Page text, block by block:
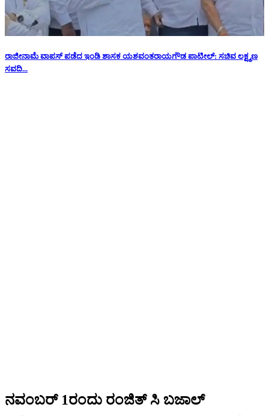
ರಾಜೀನಾಮೆ ವಾಪಸ್ ಪಡೆದ ಇಂಡಿ ಶಾಸಕ ಯಶವಂತರಾಯಗೌಡ ಪಾಟೀಲ್: ಸಚಿವ ಲಕ್ಷ್ಮಣ
ಸವದಿ...
ನವಂಬರ್ 1ರಂದು ರಂಜಿತ್ ಸಿ ಬಜಾಲ್